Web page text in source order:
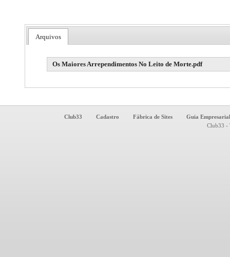
Arquivos
Os Maiores Arrependimentos No Leito de Morte.pdf
Club33 Cadastro Fábrica de Sites
Guia
Club33 -